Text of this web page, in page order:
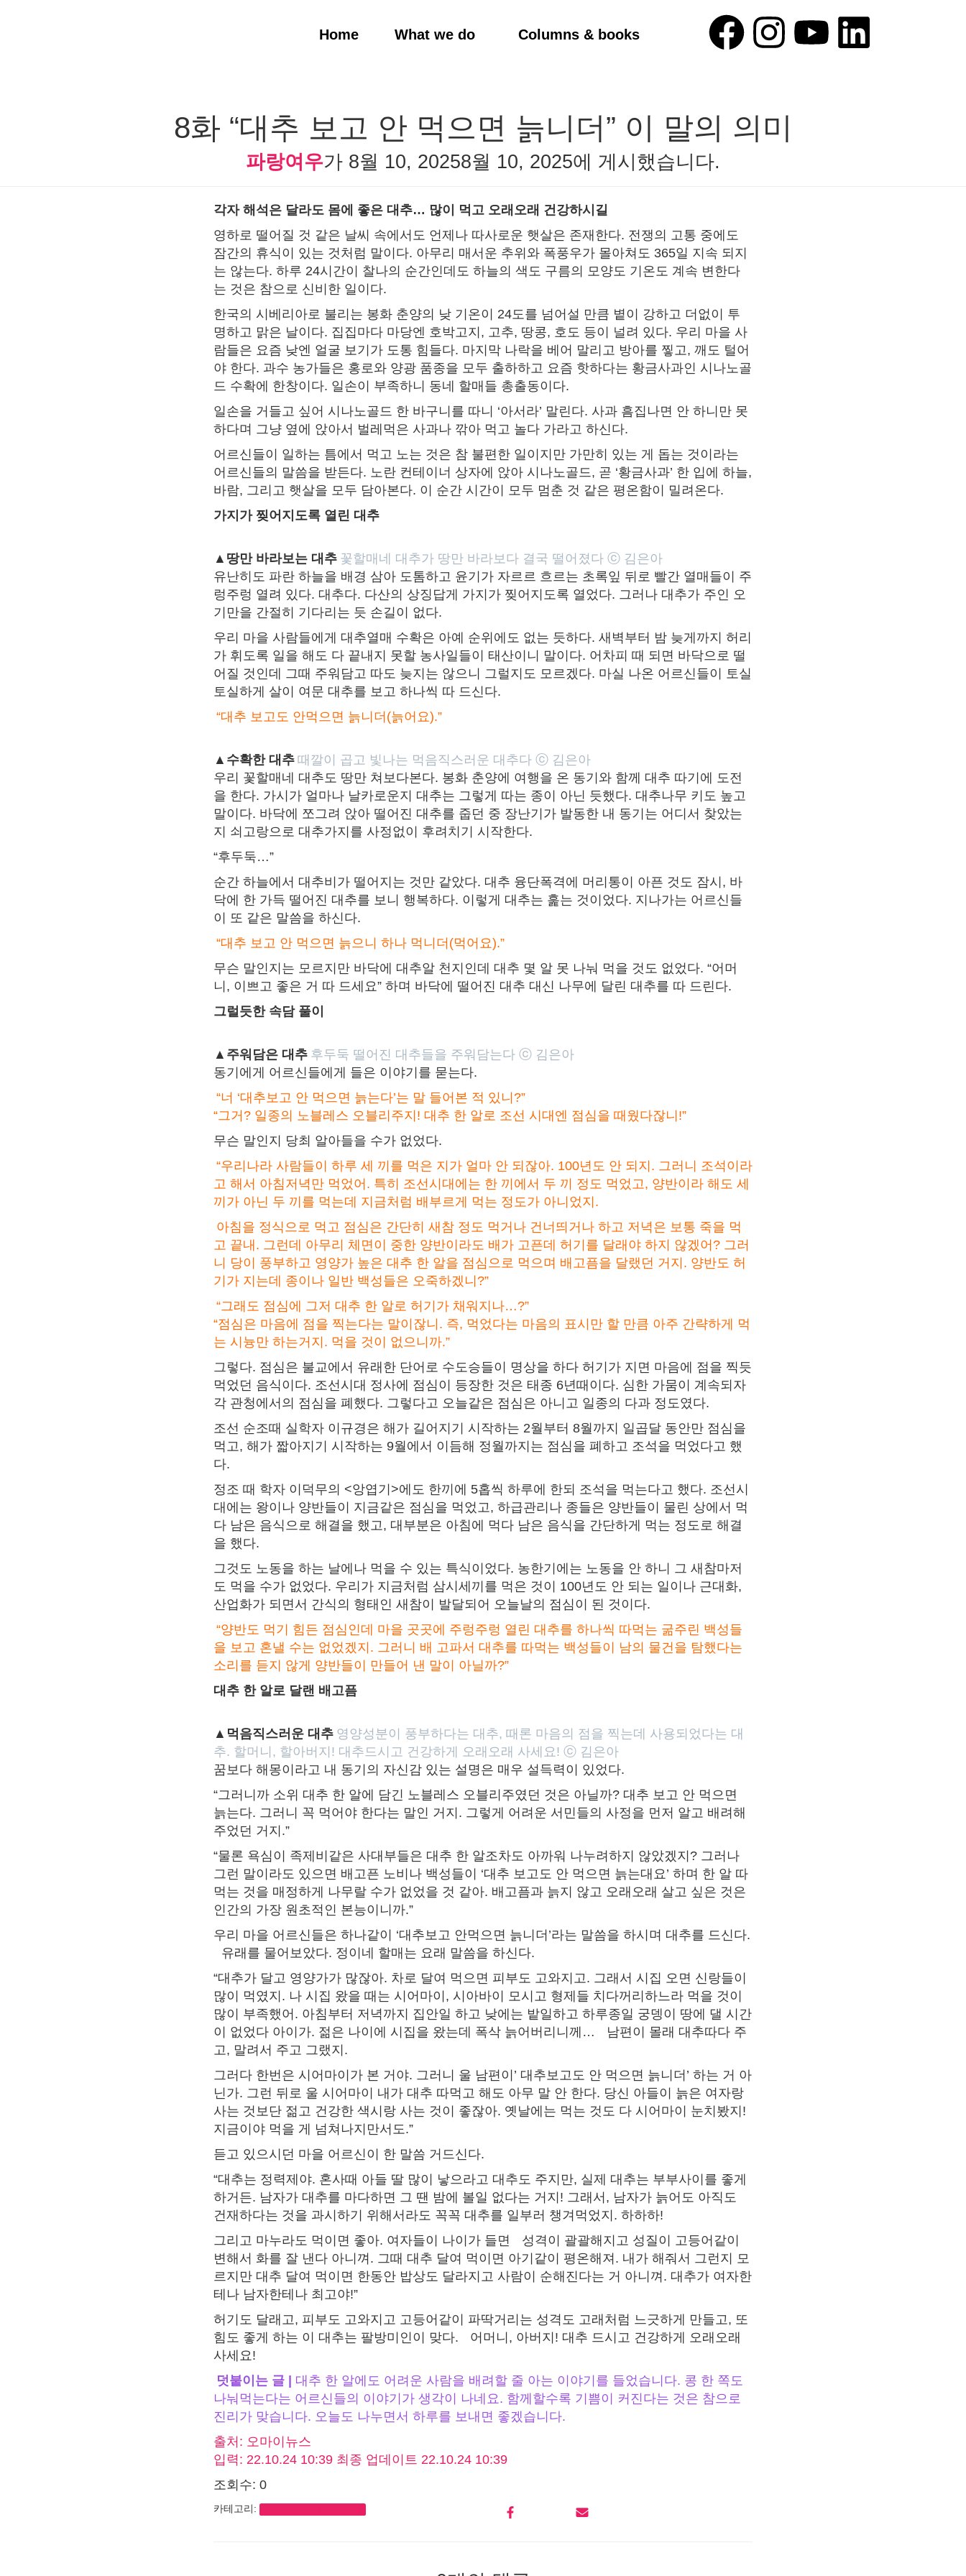
Home What we do Columns & books
8화 “대추 보고 안 먹으면 늙니더” 이 말의 의미
파랑여우가 8월 10, 20258월 10, 2025에 게시했습니다.
각자 해석은 달라도 몸에 좋은 대추… 많이 먹고 오래오래 건강하시길
영하로 떨어질 것 같은 날씨 속에서도 언제나 따사로운 햇살은 존재한다. 전쟁의 고통 중에도
잠간의 휴식이 있는 것처럼 말이다. 아무리 매서운 추위와 폭풍우가 몰아쳐도 365일 지속 되지
는 않는다. 하루 24시간이 찰나의 순간인데도 하늘의 색도 구름의 모양도 기온도 계속 변한다
는 것은 참으로 신비한 일이다.
한국의 시베리아로 불리는 봉화 춘양의 낮 기온이 24도를 넘어설 만큼 볕이 강하고 더없이 투
명하고 맑은 날이다. 집집마다 마당엔 호박고지, 고추, 땅콩, 호도 등이 널려 있다. 우리 마을 사
람들은 요즘 낮엔 얼굴 보기가 도통 힘들다. 마지막 나락을 베어 말리고 방아를 찧고, 깨도 털어
야 한다. 과수 농가들은 홍로와 양광 품종을 모두 출하하고 요즘 핫하다는 황금사과인 시나노골
드 수확에 한창이다. 일손이 부족하니 동네 할매들 총출동이다.
일손을 거들고 싶어 시나노골드 한 바구니를 따니 ‘아서라’ 말린다. 사과 흠집나면 안 하니만 못
하다며 그냥 옆에 앉아서 벌레먹은 사과나 깎아 먹고 놀다 가라고 하신다.
어르신들이 일하는 틈에서 먹고 노는 것은 참 불편한 일이지만 가만히 있는 게 돕는 것이라는
어르신들의 말씀을 받든다. 노란 컨테이너 상자에 앉아 시나노골드, 곧 ‘황금사과’ 한 입에 하늘,
바람, 그리고 햇살을 모두 담아본다. 이 순간 시간이 모두 멈춘 것 같은 평온함이 밀려온다.
가지가 찢어지도록 열린 대추
▲땅만 바라보는 대추 꽃할매네 대추가 땅만 바라보다 결국 떨어졌다 ⓒ 김은아
유난히도 파란 하늘을 배경 삼아 도톰하고 윤기가 자르르 흐르는 초록잎 뒤로 빨간 열매들이 주
렁주렁 열려 있다. 대추다. 다산의 상징답게 가지가 찢어지도록 열었다. 그러나 대추가 주인 오
기만을 간절히 기다리는 듯 손길이 없다.
우리 마을 사람들에게 대추열매 수확은 아예 순위에도 없는 듯하다. 새벽부터 밤 늦게까지 허리
가 휘도록 일을 해도 다 끝내지 못할 농사일들이 태산이니 말이다. 어차피 때 되면 바닥으로 떨
어질 것인데 그때 주워담고 따도 늦지는 않으니 그럴지도 모르겠다. 마실 나온 어르신들이 토실
토실하게 살이 여문 대추를 보고 하나씩 따 드신다.
“대추 보고도 안먹으면 늙니더(늙어요).”
▲수확한 대추 때깔이 곱고 빛나는 먹음직스러운 대추다 ⓒ 김은아
우리 꽃할매네 대추도 땅만 쳐보다본다. 봉화 춘양에 여행을 온 동기와 함께 대추 따기에 도전
을 한다. 가시가 얼마나 날카로운지 대추는 그렇게 따는 종이 아닌 듯했다. 대추나무 키도 높고
말이다. 바닥에 쪼그려 앉아 떨어진 대추를 줍던 중 장난기가 발동한 내 동기는 어디서 찾았는
지 쇠고랑으로 대추가지를 사정없이 후려치기 시작한다.
“후두둑…”
순간 하늘에서 대추비가 떨어지는 것만 같았다. 대추 융단폭격에 머리통이 아픈 것도 잠시, 바
닥에 한 가득 떨어진 대추를 보니 행복하다. 이렇게 대추는 훑는 것이었다. 지나가는 어르신들
이 또 같은 말씀을 하신다.
“대추 보고 안 먹으면 늙으니 하나 먹니더(먹어요).”
무슨 말인지는 모르지만 바닥에 대추알 천지인데 대추 몇 알 못 나눠 먹을 것도 없었다. “어머
니, 이쁘고 좋은 거 따 드세요” 하며 바닥에 떨어진 대추 대신 나무에 달린 대추를 따 드린다.
그럴듯한 속담 풀이
▲주워담은 대추 후두둑 떨어진 대추들을 주워담는다 ⓒ 김은아
동기에게 어르신들에게 들은 이야기를 묻는다.
“너 ‘대추보고 안 먹으면 늙는다’는 말 들어본 적 있니?”
“그거? 일종의 노블레스 오블리주지! 대추 한 알로 조선 시대엔 점심을 때웠다잖니!”
무슨 말인지 당최 알아들을 수가 없었다.
“우리나라 사람들이 하루 세 끼를 먹은 지가 얼마 안 되잖아. 100년도 안 되지. 그러니 조석이라
고 해서 아침저녁만 먹었어. 특히 조선시대에는 한 끼에서 두 끼 정도 먹었고, 양반이라 해도 세
끼가 아닌 두 끼를 먹는데 지금처럼 배부르게 먹는 정도가 아니었지.
아침을 정식으로 먹고 점심은 간단히 새참 정도 먹거나 건너띄거나 하고 저녁은 보통 죽을 먹
고 끝내. 그런데 아무리 체면이 중한 양반이라도 배가 고픈데 허기를 달래야 하지 않겠어? 그러
니 당이 풍부하고 영양가 높은 대추 한 알을 점심으로 먹으며 배고픔을 달랬던 거지. 양반도 허
기가 지는데 종이나 일반 백성들은 오죽하겠니?”
“그래도 점심에 그저 대추 한 알로 허기가 채워지나…?”
“점심은 마음에 점을 찍는다는 말이잖니. 즉, 먹었다는 마음의 표시만 할 만큼 아주 간략하게 먹
는 시늉만 하는거지. 먹을 것이 없으니까.”
그렇다. 점심은 불교에서 유래한 단어로 수도승들이 명상을 하다 허기가 지면 마음에 점을 찍듯
먹었던 음식이다. 조선시대 정사에 점심이 등장한 것은 태종 6년때이다. 심한 가뭄이 계속되자
각 관청에서의 점심을 폐했다. 그렇다고 오늘같은 점심은 아니고 일종의 다과 정도였다.
조선 순조때 실학자 이규경은 해가 길어지기 시작하는 2월부터 8월까지 일곱달 동안만 점심을
먹고, 해가 짧아지기 시작하는 9월에서 이듬해 정월까지는 점심을 폐하고 조석을 먹었다고 했
다.
정조 때 학자 이덕무의 <앙엽기>에도 한끼에 5홉씩 하루에 한되 조석을 먹는다고 했다. 조선시
대에는 왕이나 양반들이 지금같은 점심을 먹었고, 하급관리나 종들은 양반들이 물린 상에서 먹
다 남은 음식으로 해결을 했고, 대부분은 아침에 먹다 남은 음식을 간단하게 먹는 정도로 해결
을 했다.
그것도 노동을 하는 날에나 먹을 수 있는 특식이었다. 농한기에는 노동을 안 하니 그 새참마저
도 먹을 수가 없었다. 우리가 지금처럼 삼시세끼를 먹은 것이 100년도 안 되는 일이나 근대화,
산업화가 되면서 간식의 형태인 새참이 발달되어 오늘날의 점심이 된 것이다.
“양반도 먹기 힘든 점심인데 마을 곳곳에 주렁주렁 열린 대추를 하나씩 따먹는 굶주린 백성들
을 보고 혼낼 수는 없었겠지. 그러니 배 고파서 대추를 따먹는 백성들이 남의 물건을 탐했다는
소리를 듣지 않게 양반들이 만들어 낸 말이 아닐까?”
대추 한 알로 달랜 배고픔
▲먹음직스러운 대추 영양성분이 풍부하다는 대추, 때론 마음의 점을 찍는데 사용되었다는 대
추. 할머니, 할아버지! 대추드시고 건강하게 오래오래 사세요! ⓒ 김은아
꿈보다 해몽이라고 내 동기의 자신감 있는 설명은 매우 설득력이 있었다.
“그러니까 소위 대추 한 알에 담긴 노블레스 오블리주였던 것은 아닐까? 대추 보고 안 먹으면
늙는다. 그러니 꼭 먹어야 한다는 말인 거지. 그렇게 어려운 서민들의 사정을 먼저 알고 배려해
주었던 거지.”
“물론 욕심이 족제비같은 사대부들은 대추 한 알조차도 아까워 나누려하지 않았겠지? 그러나
그런 말이라도 있으면 배고픈 노비나 백성들이 ‘대추 보고도 안 먹으면 늙는대요’ 하며 한 알 따
먹는 것을 매정하게 나무랄 수가 없었을 것 같아. 배고픔과 늙지 않고 오래오래 살고 싶은 것은
인간의 가장 원초적인 본능이니까.”
우리 마을 어르신들은 하나같이 ‘대추보고 안먹으면 늙니더’라는 말씀을 하시며 대추를 드신다.
유래를 물어보았다. 정이네 할매는 요래 말씀을 하신다.
“대추가 달고 영양가가 많잖아. 차로 달여 먹으면 피부도 고와지고. 그래서 시집 오면 신랑들이
많이 먹였지. 나 시집 왔을 때는 시어마이, 시아바이 모시고 형제들 치다꺼리하느라 먹을 것이
많이 부족했어. 아침부터 저녁까지 집안일 하고 낮에는 밭일하고 하루종일 궁뎅이 땅에 댈 시간
이 없었다 아이가. 젊은 나이에 시집을 왔는데 폭삭 늙어버리니께… 남편이 몰래 대추따다 주
고, 말려서 주고 그랬지.
그러다 한번은 시어마이가 본 거야. 그러니 울 남편이’ 대추보고도 안 먹으면 늙니더’ 하는 거 아
닌가. 그런 뒤로 울 시어마이 내가 대추 따먹고 해도 아무 말 안 한다. 당신 아들이 늙은 여자랑
사는 것보단 젊고 건강한 색시랑 사는 것이 좋잖아. 옛날에는 먹는 것도 다 시어마이 눈치봤지!
지금이야 먹을 게 넘쳐나지만서도.”
듣고 있으시던 마을 어르신이 한 말씀 거드신다.
“대추는 정력제야. 혼사때 아들 딸 많이 낳으라고 대추도 주지만, 실제 대추는 부부사이를 좋게
하거든. 남자가 대추를 마다하면 그 땐 밤에 볼일 없다는 거지! 그래서, 남자가 늙어도 아직도
건재하다는 것을 과시하기 위해서라도 꼭꼭 대추를 일부러 챙겨먹었지. 하하하!
그리고 마누라도 먹이면 좋아. 여자들이 나이가 들면 성격이 괄괄해지고 성질이 고등어같이
변해서 화를 잘 낸다 아니껴. 그때 대추 달여 먹이면 아기같이 평온해져. 내가 해줘서 그런지 모
르지만 대추 달여 먹이면 한동안 밥상도 달라지고 사람이 순해진다는 거 아니껴. 대추가 여자한
테나 남자한테나 최고야!”
허기도 달래고, 피부도 고와지고 고등어같이 파딱거리는 성격도 고래처럼 느긋하게 만들고, 또
힘도 좋게 하는 이 대추는 팔방미인이 맞다. 어머니, 아버지! 대추 드시고 건강하게 오래오래
사세요!
덧붙이는 글 | 대추 한 알에도 어려운 사람을 배려할 줄 아는 이야기를 들었습니다. 콩 한 쪽도
나눠먹는다는 어르신들의 이야기가 생각이 나네요. 함께할수록 기쁨이 커진다는 것은 참으로
진리가 맞습니다. 오늘도 나누면서 하루를 보내면 좋겠습니다.
출처: 오마이뉴스
입력: 22.10.24 10:39 최종 업데이트 22.10.24 10:39
조회수: 0
카테고리: